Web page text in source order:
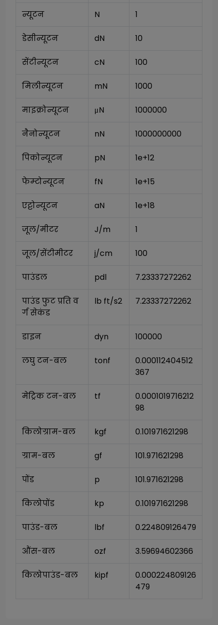
न्यूटन N 1
डेसीन्यूटन dN 10
सेंटीन्यूटन cN 100
मिलीन्यूटन mN 1000
माइक्रोन्यूटन μN 1000000
नैनोन्यूटन nN 1000000000
पिकोन्यूटन pN 1e+12
फेम्टोन्यूटन fN 1e+15
एट्टोन्यूटन aN 1e+18
जूल/मीटर J/m 1
जूल/सेंटीमीटर j/cm 100
पाउंडल pdl 7.23337272262
पाउंड फुट प्रति व
र्ग सेकंड
lb ft/s2 7.23337272262
डाइन dyn 100000
लघु टन-बल tonf
0.000112404512
367
मेट्रिक टन-बल tf
0.0001019716212
98
किलोग्राम-बल kgf 0.101971621298
ग्राम-बल gf 101.971621298
पोंड p 101.971621298
किलोपोंड kp 0.101971621298
पाउंड-बल lbf 0.224809126479
औंस-बल ozf 3.59694602366
किलोपाउंड-बल kipf
0.000224809126
479